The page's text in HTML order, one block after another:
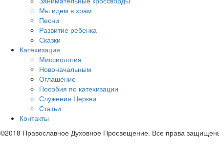
Мы идем в храм
Песни
Развитие ребенка
Сказки
Катехизация
Миссиология
Новоначальным
Оглашение
Пособия по катехизации
Служения Церкви
Статьи
Контакты
©2018 Православное Духовное Просвещение. Все права